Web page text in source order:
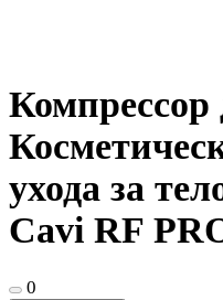
Компрессор
ухода за
Cavi RF
0